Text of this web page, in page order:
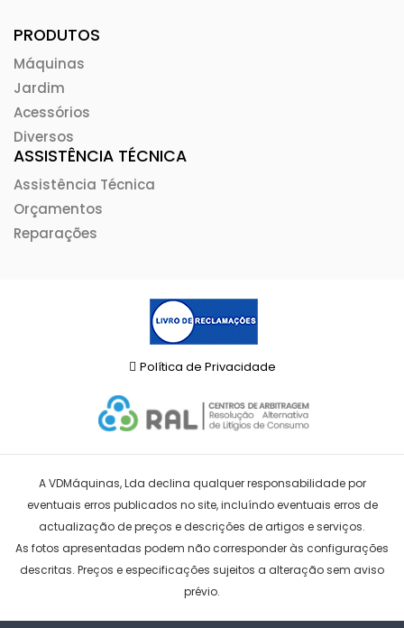
PRODUTOS
Máquinas
Jardim
Acessórios
Diversos
ASSISTÊNCIA TÉCNICA
Assistência Técnica
Orçamentos
Reparações
Política de Privacidade
A VDMáquinas, Lda declina qualquer responsabilidade por
eventuais erros publicados no site, incluíndo eventuais erros de
actualização de preços e descrições de artigos e serviços.
As fotos apresentadas podem não corresponder às configurações
descritas. Preços e especificações sujeitos a alteração sem aviso
prévio.